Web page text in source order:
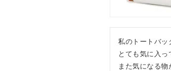
私のトートバッ
とても気に入っ
また気になる物